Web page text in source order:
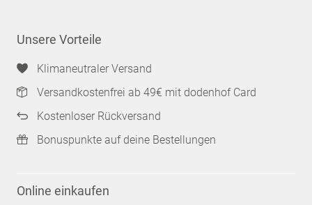
Unsere Vorteile
Klimaneutraler Versand
Versandkostenfrei ab 49€ mit dodenhof Card
Kostenloser Rückversand
Bonuspunkte auf deine Bestellungen
Online einkaufen